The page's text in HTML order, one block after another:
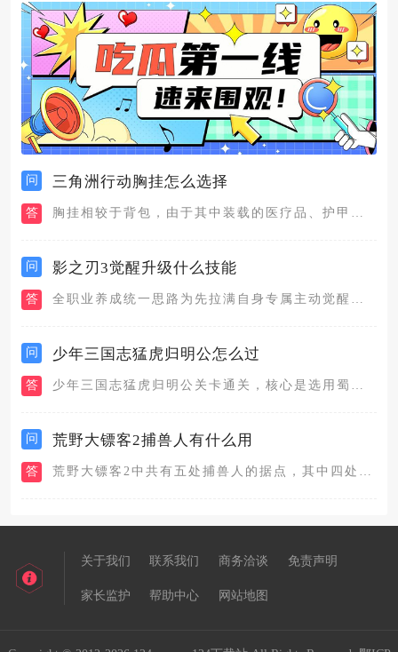
问 三角洲行动胸挂怎么选择
答
问 影之刃3觉醒升级什么技能
答
问 少年三国志猛虎归明公怎么过
答
问 荒野大镖客2捕兽人有什么用
答
关于我们 联系我们 商务洽谈 免责声明
家长监护 帮助中心 网站地图